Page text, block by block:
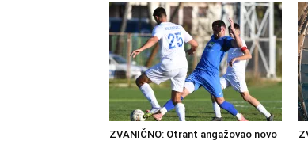
ZVANIČNO: Otrant angažovao novo